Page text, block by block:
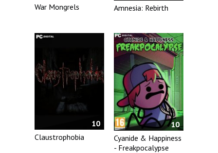
War Mongrels
Amnesia: Rebirth
10
Claustrophobia
10
Cyanide & Happiness
- Freakpocalypse